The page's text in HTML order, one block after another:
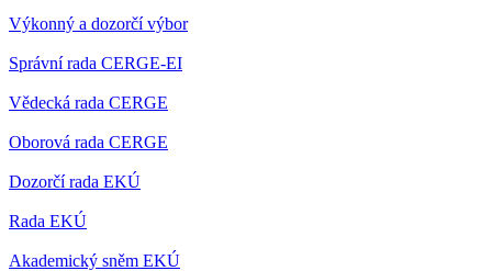
Výkonný a dozorčí výbor
Správní rada CERGE-EI
Vědecká rada CERGE
Oborová rada CERGE
Dozorčí rada EKÚ
Rada EKÚ
Akademický sněm EKÚ